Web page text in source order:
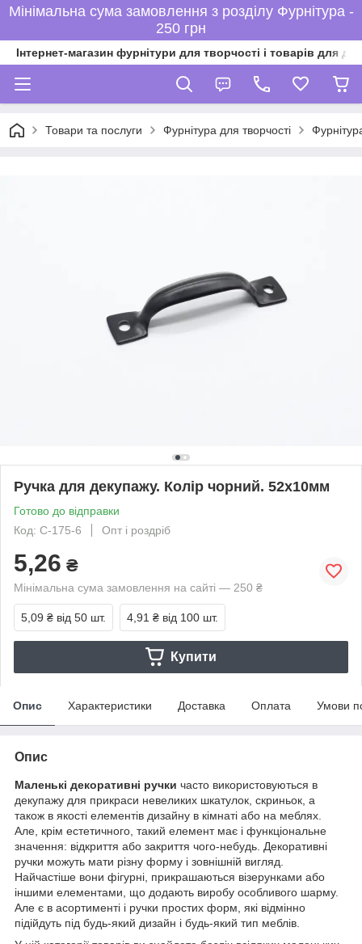
Мінімальна сума замовлення з розділу Фурнітура -
250 грн
Інтернет-магазин фурнітури для творчості і товарів для
Товари та послуги Фурнітура для творчості
Ручка для декупажу. Колір чорний. 52х10мм
Готово до відправки
Код: C-175-6
Опт і роздріб
5,26 ₴
Мінімальна сума замовлення на сайті — 250 ₴
5,09 ₴ від 50 шт. 4,91 ₴ від 100 шт.
Купити
Опис Характеристики Доставка Оплата Умови
Опис
Маленькі декоративні ручки часто використовуються в
декупажу для прикраси невеликих шкатулок, скриньок, а
також в якості елементів дизайну в кімнаті або на меблях.
Але, крім естетичного, такий елемент має і функціональне
значення: відкриття або закриття чого-небудь. Декоративні
ручки можуть мати різну форму і зовнішній вигляд.
Найчастіше вони фігурні, прикрашаються візерунками або
іншими елементами, що додають виробу особливого шарму.
Але є в асортименті і ручки простих форм, які відмінно
підійдуть під будь-який дизайн і будь-який тип меблів.